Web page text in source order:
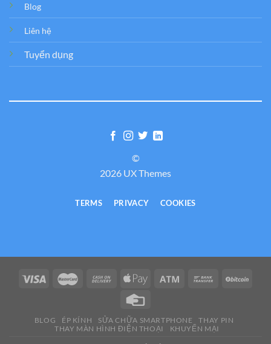
Blog
Liên hệ
Tuyển dụng
©
2026 UX Themes
TERMS PRIVACY COOKIES
BLOG ÉP KÍNH SỬA CHỮA SMARTPHONE
THAY PIN
THAY MÀN HÌNH ĐIỆN THOẠI
KHUYẾN MẠI